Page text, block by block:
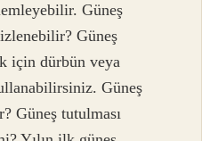
Güneş
Güneş
için dürbün veya
Güneş
Güneş tutulması